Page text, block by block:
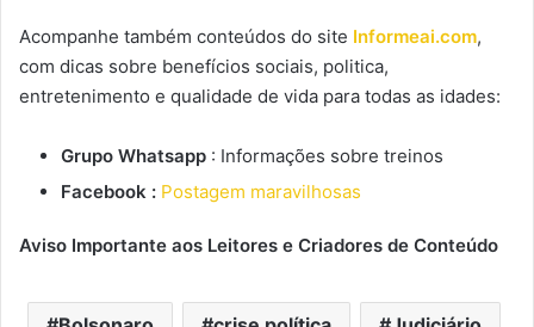
Acompanhe também conteúdos do site Informeai.com,
com dicas sobre benefícios sociais, politica,
entretenimento e qualidade de vida para todas as idades:
Grupo Whatsapp : Informações sobre treinos
Facebook : Postagem maravilhosas
Aviso Importante aos Leitores e Criadores de Conteúdo